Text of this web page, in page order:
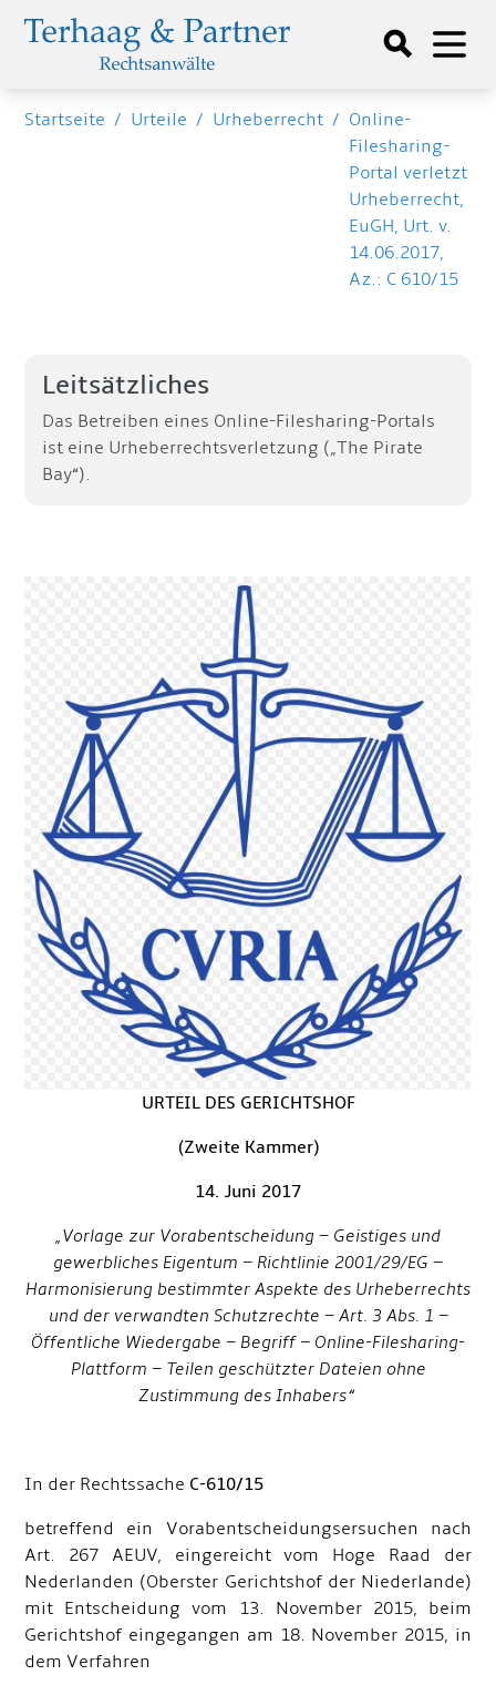
Startseite / Urteile / Urheberrecht / Online-
Filesharing-
Portal verletzt
Urheberrecht,
EuGH, Urt. v.
14.06.2017,
Az.: C 610/15
Leitsätzliches
Das Betreiben eines Online-Filesharing-Portals
ist eine Urheberrechtsverletzung („The Pirate
Bay“).
URTEIL DES GERICHTSHOF
(Zweite Kammer)
14. Juni 2017
„Vorlage zur Vorabentscheidung – Geistiges und
gewerbliches Eigentum – Richtlinie 2001/29/EG –
Harmonisierung bestimmter Aspekte des Urheberrechts
und der verwandten Schutzrechte – Art. 3 Abs. 1 –
Öffentliche Wiedergabe – Begriff – Online-Filesharing-
Plattform – Teilen geschützter Dateien ohne
Zustimmung des Inhabers“
In der Rechtssache C-610/15
betreffend ein Vorabentscheidungsersuchen nach
Art. 267 AEUV, eingereicht vom Hoge Raad der
Nederlanden (Oberster Gerichtshof der Niederlande)
mit Entscheidung vom 13. November 2015, beim
Gerichtshof eingegangen am 18. November 2015, in
dem Verfahren